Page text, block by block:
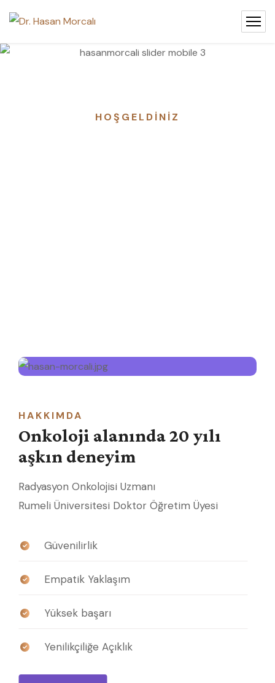
HOŞGELDİNİZ
HAKKIMDA
Onkoloji alanında 20 yılı
aşkın deneyim
Radyasyon Onkolojisi Uzmanı
Rumeli Üniversitesi Doktor Öğretim Üyesi
Güvenilirlik
Empatik Yaklaşım
Yüksek başarı
Yenilikçiliğe Açıklık